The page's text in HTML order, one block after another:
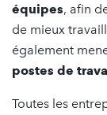
équipes, afin
de mieux
également
postes de
Toutes les